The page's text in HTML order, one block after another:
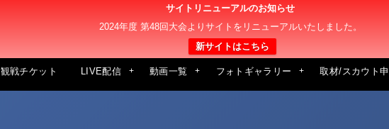
サイトリニューアルのお知らせ
2024年度 第48回大会よりサイトをリニューアルいたしました。
新サイトはこちら
観戦チケット LIVE配信 動画一覧 フォトギャラリー 取材/スカウト